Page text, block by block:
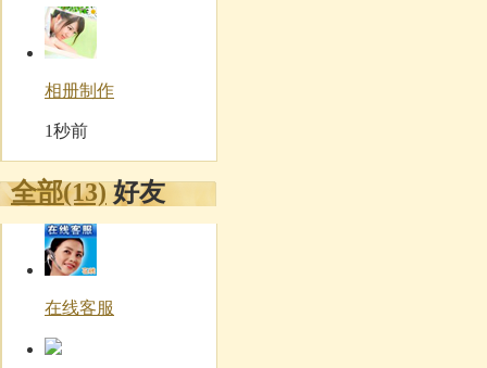
相册制作
1秒前
全部(13) 好友
在线客服